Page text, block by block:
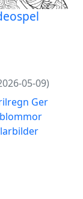
05-09)